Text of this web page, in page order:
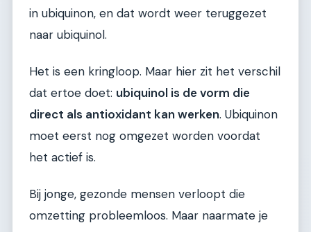
in ubiquinon, en dat wordt weer teruggezet
naar ubiquinol.
Het is een kringloop. Maar hier zit het verschil
dat ertoe doet: ubiquinol is de vorm die
direct als antioxidant kan werken. Ubiquinon
moet eerst nog omgezet worden voordat
het actief is.
Bij jonge, gezonde mensen verloopt die
omzetting probleemloos. Maar naarmate je